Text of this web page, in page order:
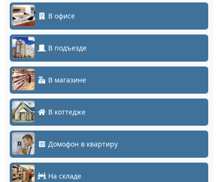
В офисе
В подъезде
В магазине
В коттедже
Домофон в квартиру
На складе